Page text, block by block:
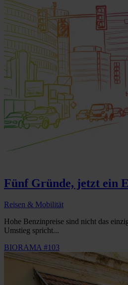
Fünf Gründe, jetzt ein
Reisen & Mobilität
Hohe Benzinpreise sind nicht das
Umstieg spricht...
BIORAMA #103